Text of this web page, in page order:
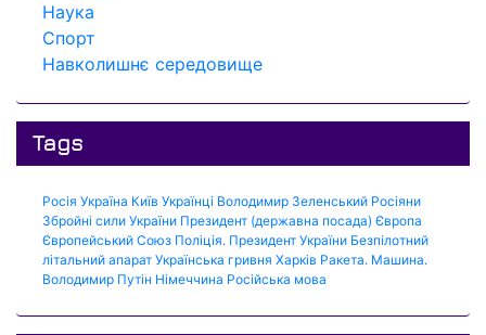
Наука
Спорт
Навколишнє середовище
Tags
Росія Україна Київ Українці Володимир Зеленський Росіяни
Збройні сили України Президент (державна посада) Європа
Європейський Союз Поліція. Президент України Безпілотний
літальний апарат Українська гривня Харків Ракета. Машина.
Володимир Путін Німеччина Російська мова